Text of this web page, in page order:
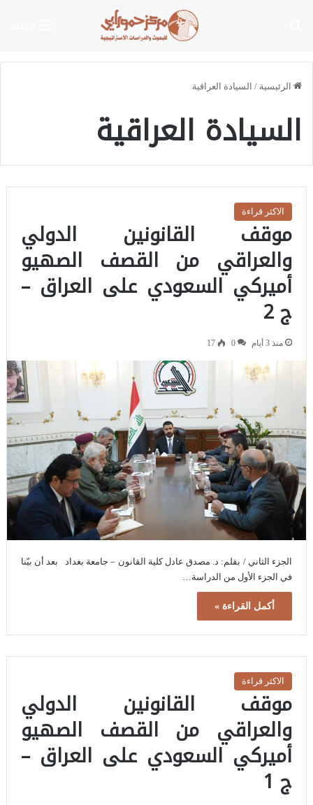
الرئيسية / السيادة العراقية
السيادة العراقية
الاكثر قراءة
موقف القانونين الدولي
والعراقي من القصف الصهيو
أميركي السعودي على العراق –
ج 2
منذ 3 أيام 0
17
الجزء الثاني / بقلم: د. مصدق عادل كلية القانون – جامعة بغداد بعد أن بيّنا
في الجزء الأول من الدراسة…
أكمل القراءة »
الاكثر قراءة
موقف القانونين الدولي
والعراقي من القصف الصهيو
أميركي السعودي على العراق –
ج 1